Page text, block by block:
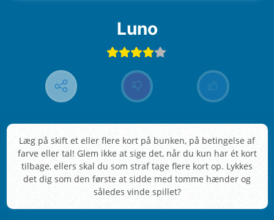
Luno
Læg på skift et eller flere kort på bunken, på betingelse af
farve eller tal! Glem ikke at sige det, når du kun har ét kort
tilbage, ellers skal du som straf tage flere kort op. Lykkes
det dig som den første at sidde med tomme hænder og
således vinde spillet?